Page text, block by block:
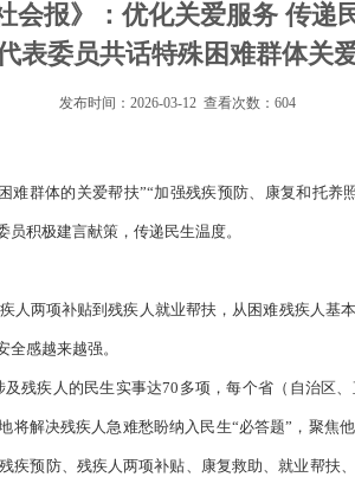
会报》：优化关爱服务 传递
委员共话特殊困难群体关
发布时间：2026-03-12 查看次数： 604
群体的关爱帮扶”“加强残疾预防、康复和托养
积极建言献策，传递民生温度。
人两项补贴到残疾人就业帮扶，从困难残疾人基
感越来越强。
残疾人的民生实事达70多项，每个省（自治区
将解决残疾人急难愁盼纳入民生“必答题”，聚焦
疾预防、残疾人两项补贴、康复救助、就业帮扶